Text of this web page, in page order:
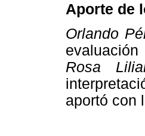
Aporte de
Orlando
Rosa
aportó con